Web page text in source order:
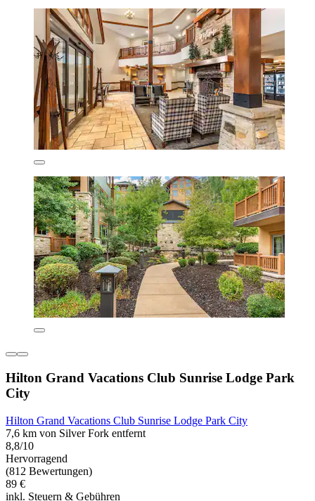
Hilton Grand Vacations Club Sunrise Lodge Park
City
Hilton Grand Vacations Club Sunrise Lodge Park City
7,6 km von Silver Fork entfernt
8,8/10
Hervorragend
(812 Bewertungen)
89 €
inkl. Steuern & Gebühren